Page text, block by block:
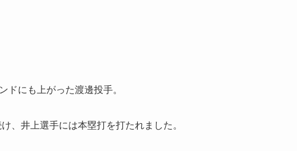
ドにも上がった渡邊投手。
、井上選手には本塁打を打たれました。